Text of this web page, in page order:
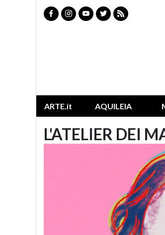
ARTE.it AQUILEIA
L'ATELIER DEI